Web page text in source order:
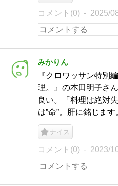
コメント(0) 2025/
みかりん
『クロワッサン特
理。』の本田明子さ
良い。「料理は絶対
は”命”。肝に銘じます
ナイス
コメント(0) 2023/